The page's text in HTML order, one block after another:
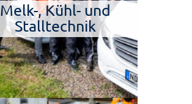
Melk-, Kühl- und
Stalltechnik